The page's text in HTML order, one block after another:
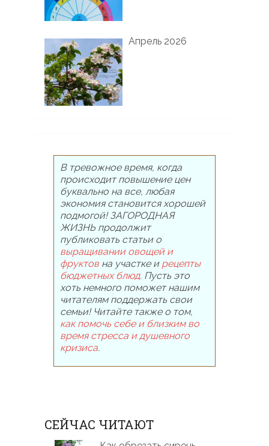
Апрель 2026
В тревожное время, когда
происходит повышение цен
буквально на все, любая
экономия становится хорошей
подмогой! ЗАГОРОДНАЯ
ЖИЗНЬ продолжит
публиковать статьи о
выращивании овощей и
фруктовна участке и рецепты
бюджетных блюд. Пусть это
хоть немного поможет нашим
читателям поддержать свои
семьи! Читайте также о том,
как помочь себе и близким во
время стресса и душевного
кризиса.
СЕЙЧАС ЧИТАЮТ